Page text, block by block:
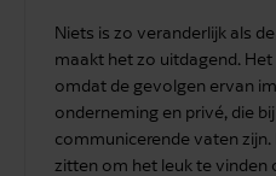
Niets is zo veranderlijk als
maakt het zo uitdagend.
omdat de gevolgen ervan
onderneming en privé, die
communicerende vaten zijn.
zitten om het leuk te vinden